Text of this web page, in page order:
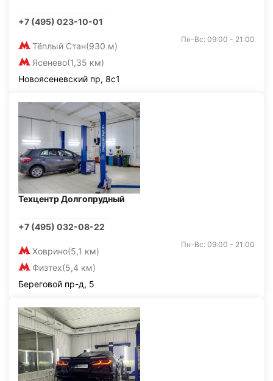
+7 (495) 023-10-01
Тёплый Стан(930 м)
Ясенево(1,35 км)
Пн-Вс: 09:00 - 21:00
Новоясеневский пр, 8с1
Техцентр Долгопрудный
+7 (495) 032-08-22
Ховрино(5,1 км)
Физтех(5,4 км)
Пн-Вс: 09:00 - 21:00
Береговой пр-д, 5